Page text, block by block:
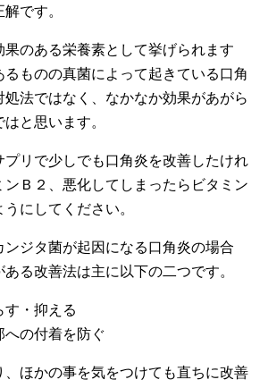
です。
果のある栄養素として挙げられます
ものの真菌によって起きている口角
法ではなく、なかなか効果があがら
と思います。
プリで少しでも口角炎を改善したけれ
ンＢ２、悪化してしまったらビタミン
にしてください。
ンジタ菌が起因になる口角炎の場合
る改善法は主に以下の二つです。
・抑える
の付着を防ぐ
、ほかの事を気をつけても直ちに改善